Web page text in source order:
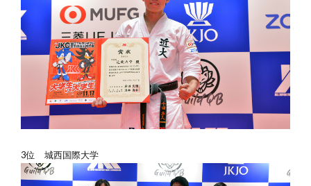
3位 城西国際大学